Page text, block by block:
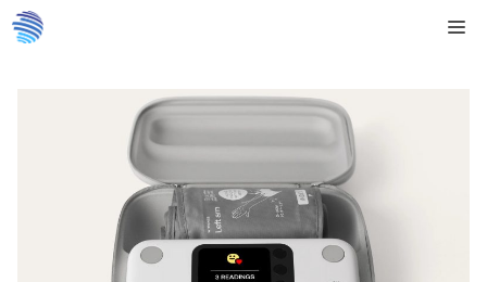
Doties
uz